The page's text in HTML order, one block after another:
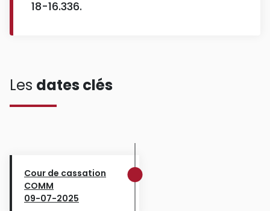
18-16.336.
Les dates clés
Cour de cassation
COMM
09-07-2025